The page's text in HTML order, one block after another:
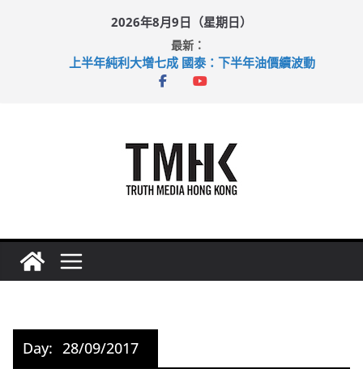
2026年8月9日（星期日）
最新：
上半年純利大增七成 國泰：下半年油價續波動
拜仁熱身賽挫維拉 啟德主場館奪錦標
Day: 28/09/2017